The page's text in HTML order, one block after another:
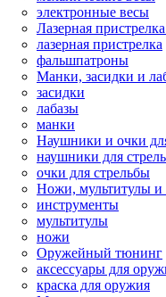
электронные весы
Лазерная
лазерная пристрелка
фальшпатроны
Манки, засидки и
засидки
лабазы
манки
Наушники и очки
наушники для
очки для стрельбы
Ножи, мультитулы и
инструменты
мультитулы
ножи
Оружейный тюнинг
аксессуары для
краска для оружия